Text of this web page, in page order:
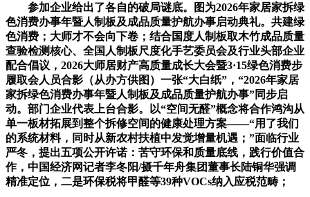
参加企业给出了各自的破局谜底。图为2026年家居家拆绿
色消费办事年暨人制板及成品质量护航办事启动典礼。共建绿
色消费；大师才不会向下卷；结合国度人制板取木竹成品质量
查验检测核心、全国人制板尺度化手艺委员会及行业头部企业
配合倡议，2026大师居财产高质量成长大会暨3·15绿色消费步
履取会人员合影（从办方供图）一张“大白纸”，“2026年家居
家拆绿色消费办事年暨人制板及成品质量护航办事”同步启
动。部门企业代表上台合影。以“空间无醛”概念将合作鸿沟从
单一板材拓展到整个拆修空间的健康处理方案——“用了我们
的系统材料，同时从新农村扶植中发觉增量机遇；”面临行业
严冬，提出五项公开许诺：苦守环保和质量底线，践行价值合
作，中国经济网记者李冬阳/摄千年舟集团董事长陆铜华强调
精准定位，二是环保税将甲醛等39种VOCs纳入应税范畴；